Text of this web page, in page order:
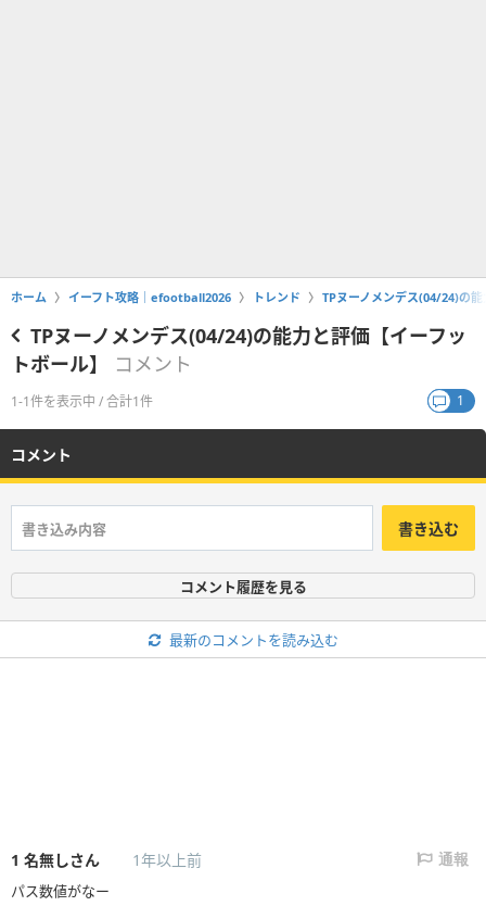
ホーム イーフト攻略｜efootball2026 トレンド TPヌーノメンデス(04/24)の
TPヌーノメンデス(04/24)の能力と評価【イーフッ
トボール】
コメント
1-1件を表示中 / 合計1件 1
コメント
書き込む
コメント履歴を見る
最新のコメントを読み込む
1 名無しさん 1年以上前 通報
パス数値がなー